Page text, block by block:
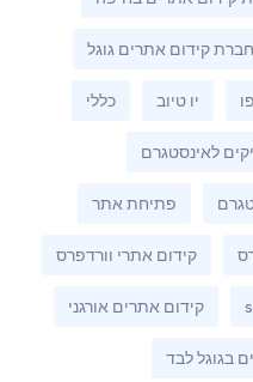
חברת קידום אתרים גוגל
יו טיוב כללי
לאינסטגרם
פתיחת אתר
קידום אתרי וורדפרס
קידום אתרים אורגני
בגוגל לבד